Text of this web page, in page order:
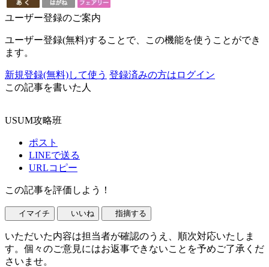
ユーザー登録のご案内
ユーザー登録(無料)することで、この機能を使うことができ
ます。
新規登録(無料)して使う 登録済みの方はログイン
この記事を書いた人
USUM攻略班
ポスト
LINEで送る
URLコピー
この記事を評価しよう！
イマイチ いいね 指摘する
いただいた内容は担当者が確認のうえ、順次対応いたしま
す。個々のご意見にはお返事できないことを予めご了承くだ
さいませ。